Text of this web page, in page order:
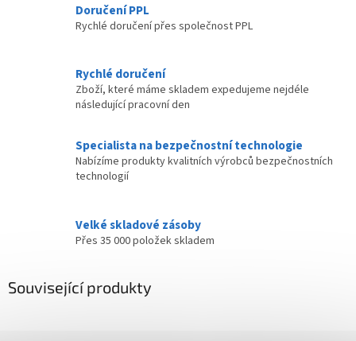
Doručení PPL
Rychlé doručení přes společnost PPL
Rychlé doručení
Zboží, které máme skladem expedujeme nejdéle
následující pracovní den
Specialista na bezpečnostní technologie
Nabízíme produkty kvalitních výrobců bezpečnostních
technologií
Velké skladové zásoby
Přes 35 000 položek skladem
Související produkty